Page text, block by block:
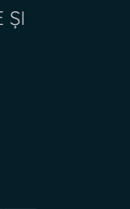
ȘI